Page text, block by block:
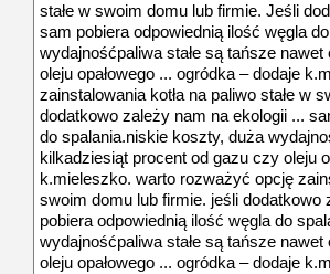
stałe w swoim domu lub firmie. Jeśli
sam pobiera odpowiednią ilość węgla
wydajnośćpaliwa stałe są tańsze
oleju opałowego ... ogródka – dodaje
zainstalowania kotła na paliwo stałe w
dodatkowo zależy nam na ekologii ...
do spalania.niskie koszty, duża
kilkadziesiąt procent od gazu czy oleju
k.mieleszko. warto rozważyć opcję
swoim domu lub firmie. jeśli dodatkowo
pobiera odpowiednią ilość węgla do
wydajnośćpaliwa stałe są tańsze
oleju opałowego ... ogródka – dodaje